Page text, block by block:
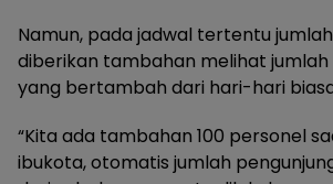
Namun, pada jadwal tertentu
diberikan tambahan melihat jumlah
yang bertambah dari hari-hari
“Kita ada tambahan 100 personel
ibukota, otomatis jumlah